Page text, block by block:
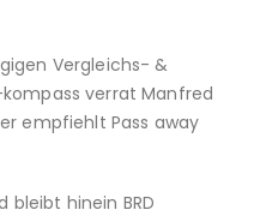
Vergleichs- &
verrat Manfred
empfiehlt Pass away
bleibt hinein BRD